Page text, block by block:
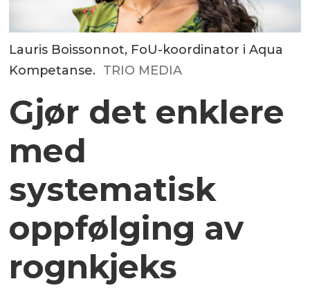
Lauris Boissonnot, FoU-koordinator i Aqua
Kompetanse. TRIO MEDIA
Gjør det enklere
med
systematisk
oppfølging av
rognkjeks